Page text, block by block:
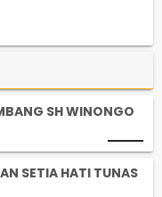
SH WINONGO
SETIA HATI TUNAS